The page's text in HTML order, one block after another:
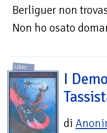
Berliguer non
Non ho osato
LIBRI
I
di